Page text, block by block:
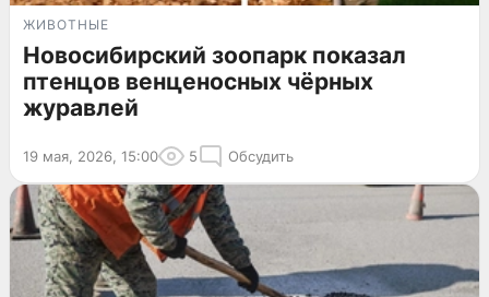
ЖИВОТНЫЕ
Новосибирский зоопарк показал
птенцов венценосных чёрных
журавлей
19 мая, 2026, 15:00 5 Обсудить